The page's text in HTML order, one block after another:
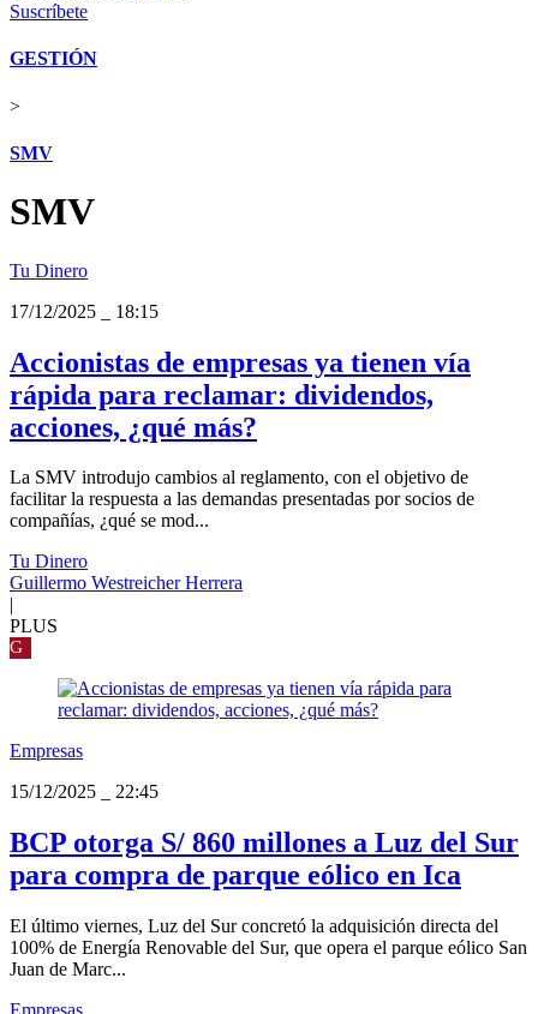
Suscríbete
GESTIÓN
>
SMV
SMV
Tu Dinero
17/12/2025
18:15
Accionistas de empresas ya tienen vía
rápida para reclamar: dividendos,
acciones, ¿qué más?
La SMV introdujo cambios al reglamento, con el objetivo de
facilitar la respuesta a las demandas presentadas por socios de
compañías, ¿qué se mod...
Tu Dinero
Guillermo Westreicher Herrera
PLUS
G
Empresas
15/12/2025
22:45
BCP otorga S/ 860 millones a Luz del Sur
para compra de parque eólico en Ica
El último viernes, Luz del Sur concretó la adquisición directa del
100% de Energía Renovable del Sur, que opera el parque eólico San
Juan de Marc...